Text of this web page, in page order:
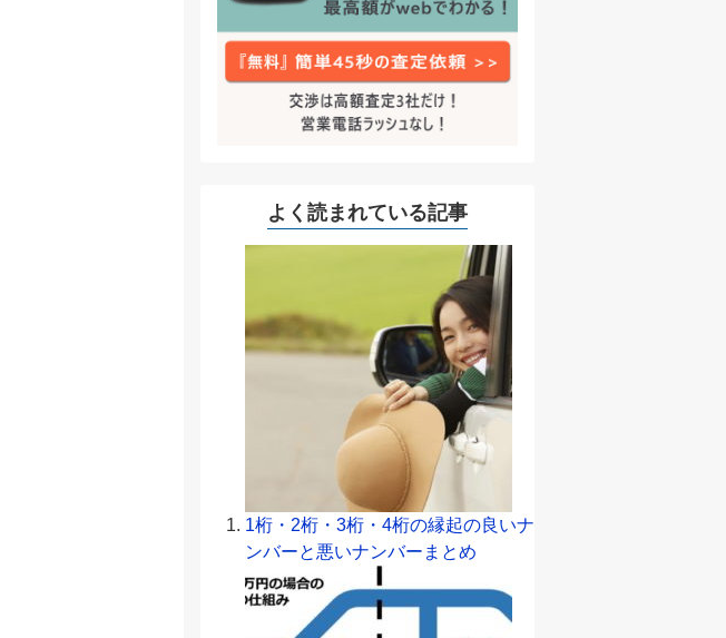
よく読まれている記事
1桁・2桁・3桁・4桁の縁起の良いナ
ンバーと悪いナンバーまとめ